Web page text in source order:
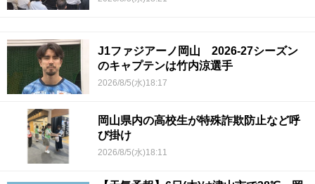
J1ファジアーノ岡山 2026-27シーズン
のキャプテンは竹内涼選手
2026/8/5(水)18:17
岡山県内の高校生が特殊詐欺防止など呼
び掛け
2026/8/5(水)18:11